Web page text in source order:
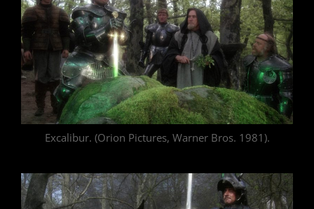
Excalibur. (Orion Pictures, Warner Bros. 1981).